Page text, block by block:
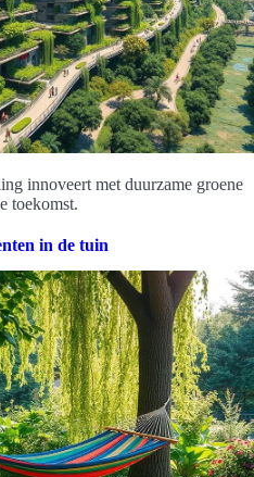
innoveert met duurzame groene
toekomst.
in de tuin